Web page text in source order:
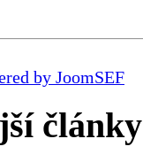
by JoomSEF
články